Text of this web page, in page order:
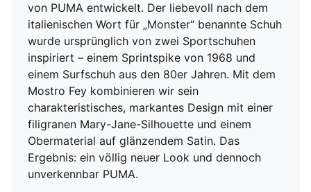
von PUMA entwickelt. Der liebevoll nach dem
italienischen Wort für „Monster“ benannte Schuh
wurde ursprünglich von zwei Sportschuhen
inspiriert – einem Sprintspike von 1968 und
einem Surfschuh aus den 80er Jahren. Mit dem
Mostro Fey kombinieren wir sein
charakteristisches, markantes Design mit einer
filigranen Mary-Jane-Silhouette und einem
Obermaterial auf glänzendem Satin. Das
Ergebnis: ein völlig neuer Look und dennoch
unverkennbar PUMA.